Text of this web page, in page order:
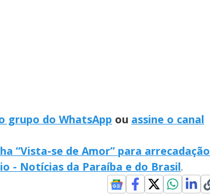
grupo do WhatsApp ou assine o canal
“Vista-se de Amor” para arrecadação
- Notícias da Paraíba e do Brasil.